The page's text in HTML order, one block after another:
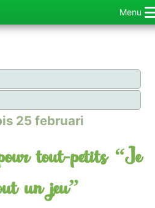
Menu
25 februari
tout-petits “Je
un jeu”